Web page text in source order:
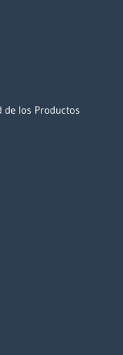
de los Productos